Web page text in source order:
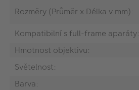
Rozměry (Průměr x Délka v mm):
Kompatibilní s full-frame aparáty:
Hmotnost objektivu:
Světelnost:
Barva: